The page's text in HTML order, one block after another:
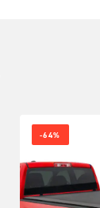
-64%